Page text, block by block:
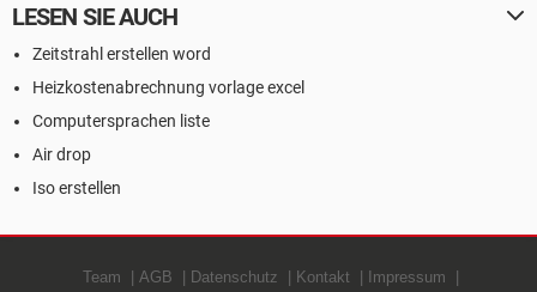
LESEN SIE AUCH
Zeitstrahl erstellen word
Heizkostenabrechnung vorlage excel
Computersprachen liste
Air drop
Iso erstellen
Team AGB Datenschutz Kontakt Impressum